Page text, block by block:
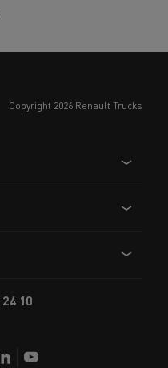
copyright 2026 Renault Trucks
10